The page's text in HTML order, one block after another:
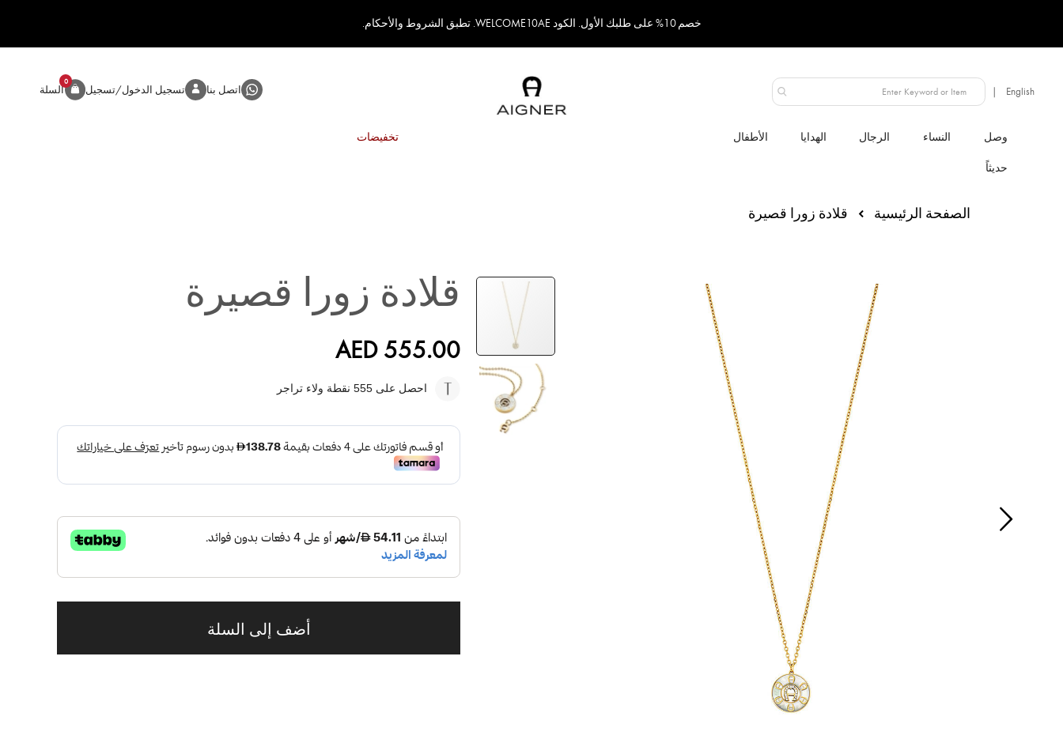
خصم 10% على طلبك الأول. الكود WELCOME10AE. تطبق الشروط والأحكام.
الإمارات العربية المتحدة اتصل بنا تسجيل الدخول/تسجيل السلة
0
المنتج
الصفحة الرئيسية قلادة زورا قصيرة
قلادة زورا قصيرة
AED 555.00
احصل على 555 نقطة ولاء تراجر
أضف إلى السلة